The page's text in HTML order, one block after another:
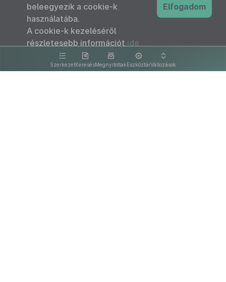
SzerkezetKeresésMegnyitottakEszköztárVáltozások
beleegyezik a cookie-k
használatába.
A cookie-k kezeléséről
részletesebb információt ide
kattintva olvashat.
Elfogadom